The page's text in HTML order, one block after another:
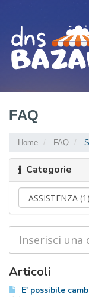
FAQ
Home FAQ
Categorie
Articoli
E' possibile